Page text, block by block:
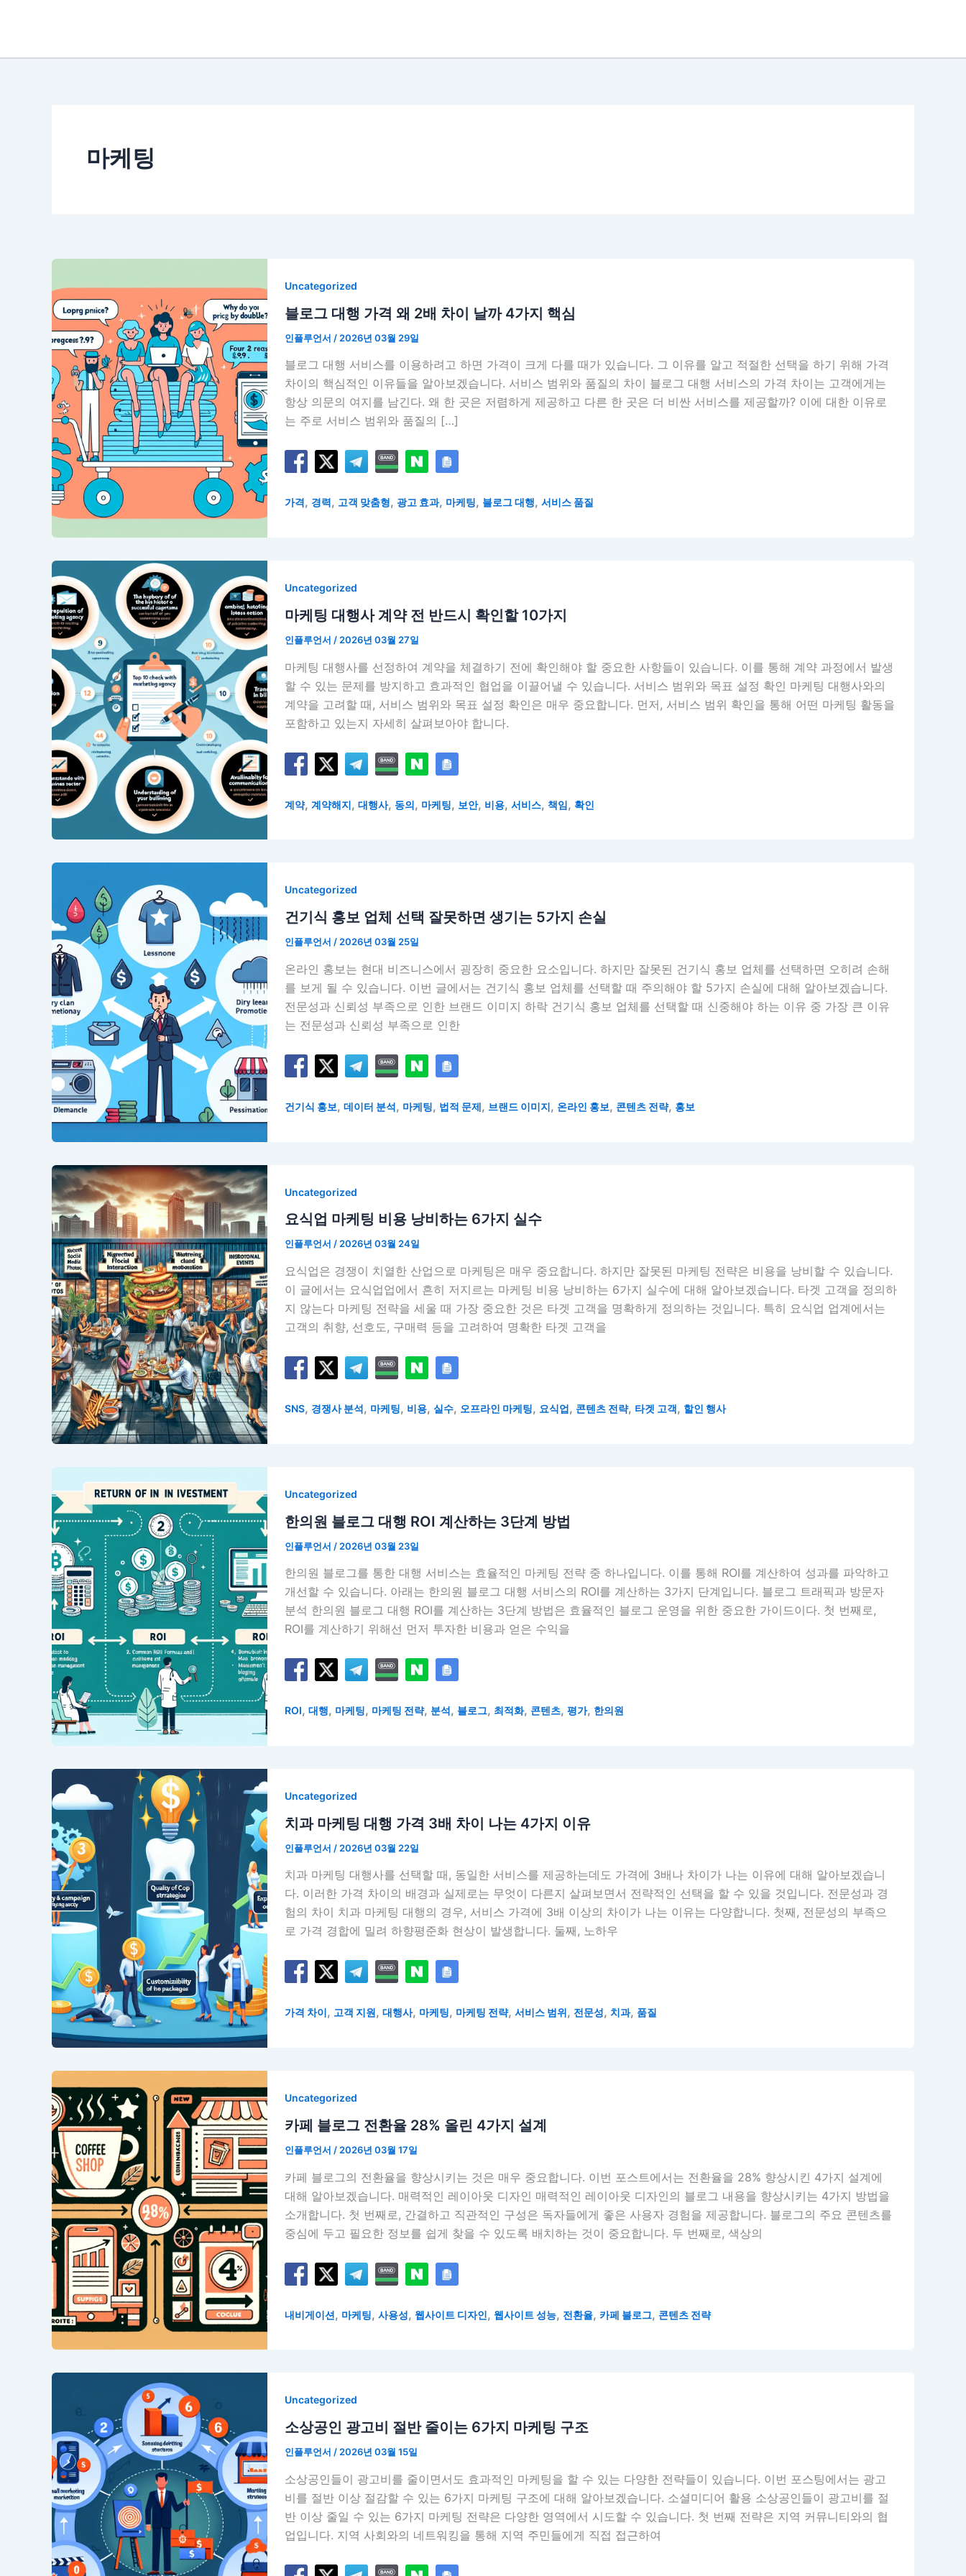
마케팅
Uncategorized
블로그 대행 가격 왜 2배 차이 날까 4가지 핵심
인플루언서 / 2026년 03월 29일
블로그 대행 서비스를 이용하려고 하면 가격이 크게 다를 때가 있습니다. 그 이유를 알고 적절한 선택을 하기 위해 가격
차이의 핵심적인 이유들을 알아보겠습니다. 서비스 범위와 품질의 차이 블로그 대행 서비스의 가격 차이는 고객에게는
항상 의문의 여지를 남긴다. 왜 한 곳은 저렴하게 제공하고 다른 한 곳은 더 비싼 서비스를 제공할까? 이에 대한 이유로
는 주로 서비스 범위와 품질의 […]
가격, 경력, 고객 맞춤형, 광고 효과, 마케팅, 블로그 대행, 서비스 품질
Uncategorized
마케팅 대행사 계약 전 반드시 확인할 10가지
인플루언서 / 2026년 03월 27일
마케팅 대행사를 선정하여 계약을 체결하기 전에 확인해야 할 중요한 사항들이 있습니다. 이를 통해 계약 과정에서 발생
할 수 있는 문제를 방지하고 효과적인 협업을 이끌어낼 수 있습니다. 서비스 범위와 목표 설정 확인 마케팅 대행사와의
계약을 고려할 때, 서비스 범위와 목표 설정 확인은 매우 중요합니다. 먼저, 서비스 범위 확인을 통해 어떤 마케팅 활동을
포함하고 있는지 자세히 살펴보아야 합니다.
계약, 계약해지, 대행사, 동의, 마케팅, 보안, 비용, 서비스, 책임, 확인
Uncategorized
건기식 홍보 업체 선택 잘못하면 생기는 5가지 손실
인플루언서 / 2026년 03월 25일
온라인 홍보는 현대 비즈니스에서 굉장히 중요한 요소입니다. 하지만 잘못된 건기식 홍보 업체를 선택하면 오히려 손해
를 보게 될 수 있습니다. 이번 글에서는 건기식 홍보 업체를 선택할 때 주의해야 할 5가지 손실에 대해 알아보겠습니다.
전문성과 신뢰성 부족으로 인한 브랜드 이미지 하락 건기식 홍보 업체를 선택할 때 신중해야 하는 이유 중 가장 큰 이유
는 전문성과 신뢰성 부족으로 인한
건기식 홍보, 데이터 분석, 마케팅, 법적 문제, 브랜드 이미지, 온라인 홍보, 콘텐츠 전략, 홍보
Uncategorized
요식업 마케팅 비용 낭비하는 6가지 실수
인플루언서 /2026년 03월 24일
요식업은 경쟁이 치열한 산업으로 마케팅은 매우 중요합니다. 하지만 잘못된 마케팅 전략은 비용을 낭비할 수 있습니다.
이 글에서는 요식업업에서 흔히 저지르는 마케팅 비용 낭비하는 6가지 실수에 대해 알아보겠습니다. 타겟 고객을 정의하
지 않는다 마케팅 전략을 세울 때 가장 중요한 것은 타겟 고객을 명확하게 정의하는 것입니다. 특히 요식업 업계에서는
고객의 취향, 선호도, 구매력 등을 고려하여 명확한 타겟 고객을
SNS, 경쟁사 분석, 마케팅, 비용, 실수, 오프라인 마케팅, 요식업, 콘텐츠 전략, 타겟 고객, 할인 행사
Uncategorized
한의원 블로그 대행 ROI 계산하는 3단계 방법
인플루언서 / 2026년 03월 23일
한의원 블로그를 통한 대행 서비스는 효율적인 마케팅 전략 중 하나입니다. 이를 통해 ROI를 계산하여 성과를 파악하고
개선할 수 있습니다. 아래는 한의원 블로그 대행 서비스의 ROI를 계산하는 3가지 단계입니다. 블로그 트래픽과 방문자
분석 한의원 블로그 대행 ROI를 계산하는 3단계 방법은 효율적인 블로그 운영을 위한 중요한 가이드이다. 첫 번째로,
ROI를 계산하기 위해선 먼저 투자한 비용과 얻은 수익을
ROI, 대행, 마케팅, 마케팅 전략, 분석, 블로그, 최적화, 콘텐츠, 평가, 한의원
Uncategorized
치과 마케팅 대행 가격 3배 차이 나는 4가지 이유
인플루언서 / 2026년 03월 22일
치과 마케팅 대행사를 선택할 때, 동일한 서비스를 제공하는데도 가격에 3배나 차이가 나는 이유에 대해 알아보겠습니
다. 이러한 가격 차이의 배경과 실제로는 무엇이 다른지 살펴보면서 전략적인 선택을 할 수 있을 것입니다. 전문성과 경
험의 차이 치과 마케팅 대행의 경우, 서비스 가격에 3배 이상의 차이가 나는 이유는 다양합니다. 첫째, 전문성의 부족으
로 가격 경합에 밀려 하향평준화 현상이 발생합니다. 둘째, 노하우
가격 차이, 고객 지원, 대행사, 마케팅, 마케팅 전략, 서비스 범위, 전문성, 치과, 품질
Uncategorized
카페 블로그 전환율 28% 올린 4가지 설계
인플루언서 / 2026년 03월 17일
카페 블로그의 전환율을 향상시키는 것은 매우 중요합니다. 이번 포스트에서는 전환율을 28% 향상시킨 4가지 설계에
대해 알아보겠습니다. 매력적인 레이아웃 디자인 매력적인 레이아웃 디자인의 블로그 내용을 향상시키는 4가지 방법을
소개합니다. 첫 번째로, 간결하고 직관적인 구성은 독자들에게 좋은 사용자 경험을 제공합니다. 블로그의 주요 콘텐츠를
중심에 두고 필요한 정보를 쉽게 찾을 수 있도록 배치하는 것이 중요합니다. 두 번째로, 색상의
내비게이션, 마케팅, 사용성, 웹사이트 디자인, 웹사이트 성능, 전환율, 카페 블로그, 콘텐츠 전략
Uncategorized
소상공인 광고비 절반 줄이는 6가지 마케팅 구조
인플루언서 / 2026년 03월 15일
소상공인들이 광고비를 줄이면서도 효과적인 마케팅을 할 수 있는 다양한 전략들이 있습니다. 이번 포스팅에서는 광고
비를 절반 이상 절감할 수 있는 6가지 마케팅 구조에 대해 알아보겠습니다. 소셜미디어 활용 소상공인들이 광고비를 절
반 이상 줄일 수 있는 6가지 마케팅 전략은 다양한 영역에서 시도할 수 있습니다. 첫 번째 전략은 지역 커뮤니티와의 협
업입니다. 지역 사회와의 네트워킹을 통해 지역 주민들에게 직접 접근하여